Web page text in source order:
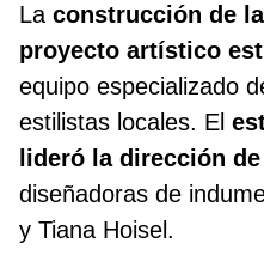
La construcción de
proyecto artístico
equipo especializado
estilistas locales. El
lideró la dirección
diseñadoras de
y Tiana Hoisel.